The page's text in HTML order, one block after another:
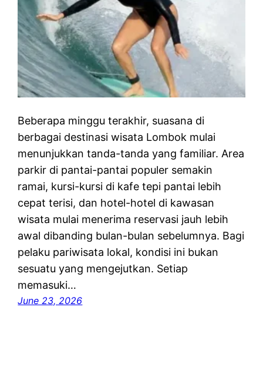
Beberapa minggu terakhir, suasana di
berbagai destinasi wisata Lombok mulai
menunjukkan tanda-tanda yang familiar. Area
parkir di pantai-pantai populer semakin
ramai, kursi-kursi di kafe tepi pantai lebih
cepat terisi, dan hotel-hotel di kawasan
wisata mulai menerima reservasi jauh lebih
awal dibanding bulan-bulan sebelumnya. Bagi
pelaku pariwisata lokal, kondisi ini bukan
sesuatu yang mengejutkan. Setiap
memasuki…
June 23, 2026